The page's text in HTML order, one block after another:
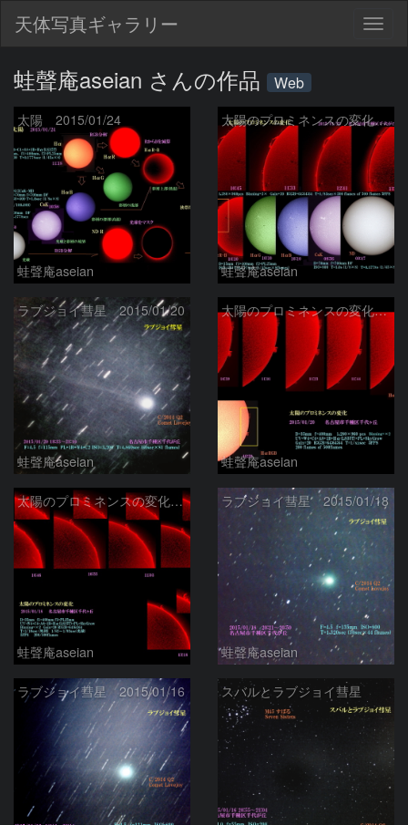
天体写真ギャラリー
蛙聲庵aseian さんの作品 Web
太陽 2015/01/24
蛙聲庵aseian
太陽のプロミネンスの変化 2015/01/23
蛙聲庵aseian
ラブジョイ彗星 2015/01/20
蛙聲庵aseian
太陽のプロミネンスの変化 2015/01/20
蛙聲庵aseian
太陽のプロミネンスの変化 2015/01/18
蛙聲庵aseian
ラブジョイ彗星 2015/01/18
蛙聲庵aseian
ラブジョイ彗星 2015/01/16 スバルとラブジョイ彗星